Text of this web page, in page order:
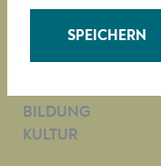
RATHAUS
LEBEN
BILDUNG
KULTUR
SPEICHERN